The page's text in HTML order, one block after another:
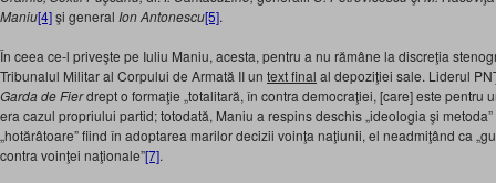
Maniu[4]şi general Ion Antonescu[5].
În ceea ce-l priveşte pe Iuliu Maniu, acesta, pentru a nu rămâne la discreţia
Tribunalul Militar al Corpului de Armată II un text final al depoziţiei sale. Liderul
Garda de Fierdrept o formaţie „totalitară, în contra democraţiei, [care] este pentru
era cazul propriului partid; totodată, Maniu a respins deschis „ideologia şi
„hotărâtoare” fiind în adoptarea marilor decizii voinţa naţiunii, el neadmiţând ca
contra voinţei naţionale”[7].